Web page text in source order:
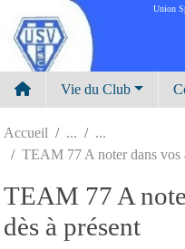
Union
Vie du Club
Accueil
TEAM 77 A noter dans vos
TEAM 77 A
dès à présent
Panneau de gestion des cookies